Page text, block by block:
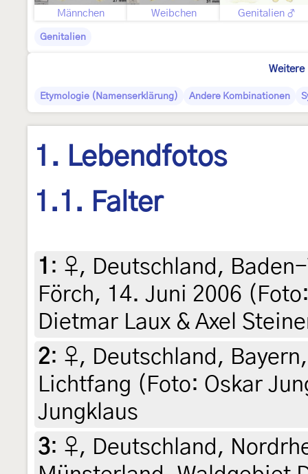
Männchen Weibchen Genitalien ♂
Genitalien
Weitere
Etymologie (Namenserklärung) Andere Kombinationen
1. Lebendfotos
1.1. Falter
1 : ♀, Deutschland,
Förch, 14. Juni 2006
Dietmar Laux & Axel
2: ♀, Deutschland,
Lichtfang (Foto: Oskar
Jungklaus
3: ♀, Deutschland,